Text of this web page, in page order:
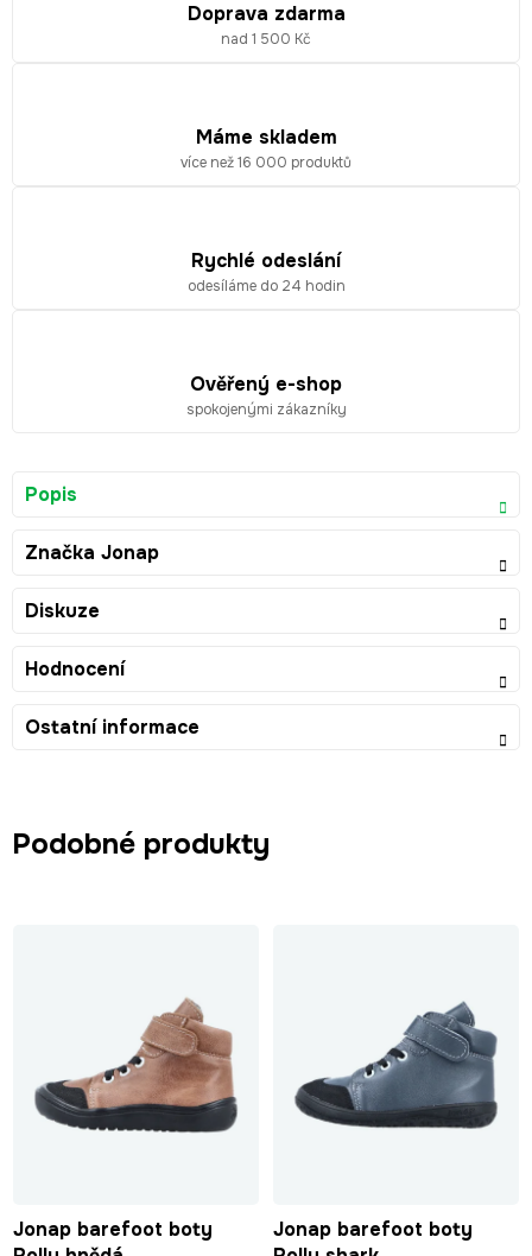
Doprava zdarma
nad 1 500 Kč
Máme skladem
více než 16 000 produktů
Rychlé odeslání
odesíláme do 24 hodin
Ověřený e-shop
spokojenými zákazníky
Popis
Značka Jonap
Diskuze
Hodnocení
Ostatní informace
Podobné produkty
Jonap barefoot boty
Jonap barefoot boty